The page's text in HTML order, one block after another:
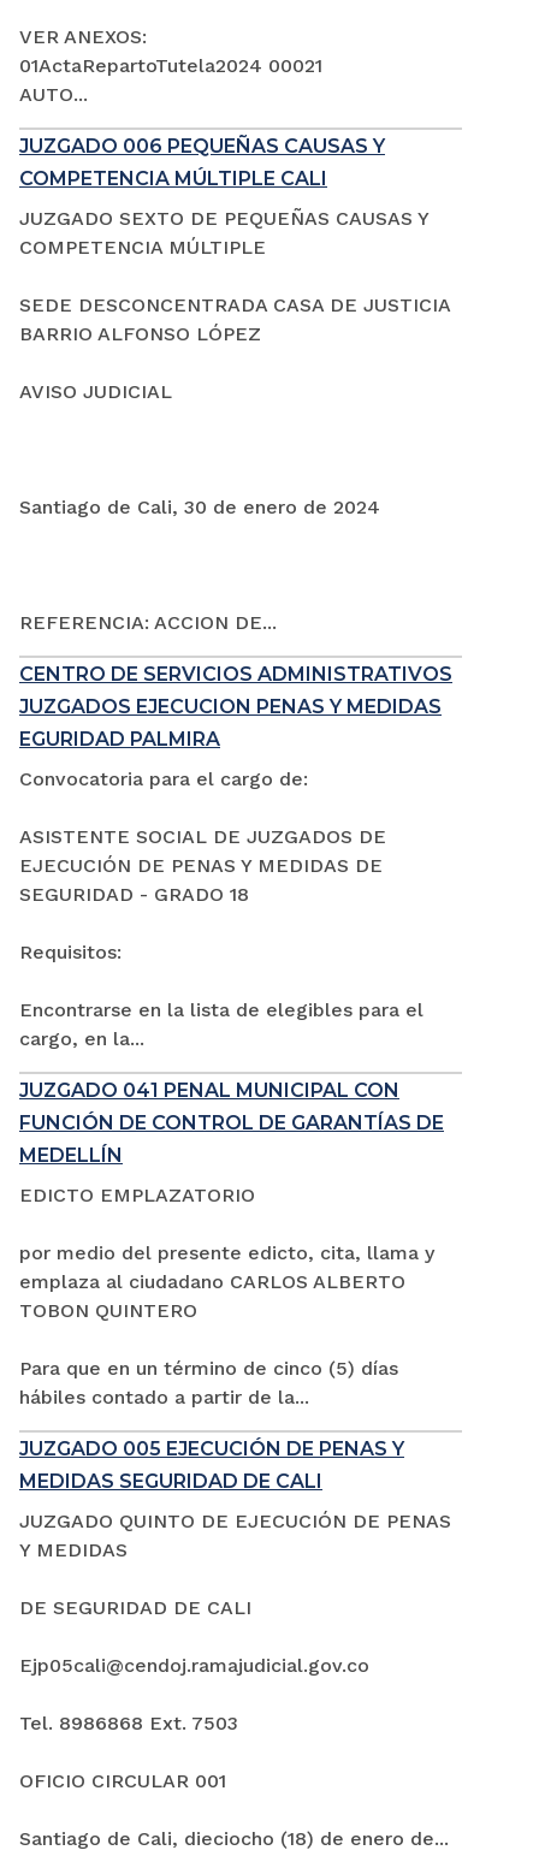
VER ANEXOS:
01ActaRepartoTutela2024 00021
AUTO...
JUZGADO 006 PEQUEÑAS CAUSAS Y
COMPETENCIA MÚLTIPLE CALI
JUZGADO SEXTO DE PEQUEÑAS CAUSAS Y
COMPETENCIA MÚLTIPLE
SEDE DESCONCENTRADA CASA DE JUSTICIA
BARRIO ALFONSO LÓPEZ
AVISO JUDICIAL
Santiago de Cali, 30 de enero de 2024
REFERENCIA: ACCION DE...
CENTRO DE SERVICIOS ADMINISTRATIVOS
JUZGADOS EJECUCION PENAS Y MEDIDAS
EGURIDAD PALMIRA
Convocatoria para el cargo de:
ASISTENTE SOCIAL DE JUZGADOS DE
EJECUCIÓN DE PENAS Y MEDIDAS DE
SEGURIDAD - GRADO 18
Requisitos:
Encontrarse en la lista de elegibles para el
cargo, en la...
JUZGADO 041 PENAL MUNICIPAL CON
FUNCIÓN DE CONTROL DE GARANTÍAS DE
MEDELLÍN
EDICTO EMPLAZATORIO
por medio del presente edicto, cita, llama y
emplaza al ciudadano CARLOS ALBERTO
TOBON QUINTERO
Para que en un término de cinco (5) días
hábiles contado a partir de la...
JUZGADO 005 EJECUCIÓN DE PENAS Y
MEDIDAS SEGURIDAD DE CALI
JUZGADO QUINTO DE EJECUCIÓN DE PENAS
Y MEDIDAS
DE SEGURIDAD DE CALI
Ejp05cali@cendoj.ramajudicial.gov.co
Tel. 8986868 Ext. 7503
OFICIO CIRCULAR 001
Santiago de Cali, dieciocho (18) de enero de...